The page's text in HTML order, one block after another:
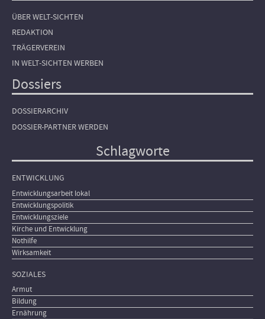
ÜBER WELT-SICHTEN
REDAKTION
TRÄGERVEREIN
IN WELT-SICHTEN WERBEN
Dossiers
DOSSIERARCHIV
DOSSIER-PARTNER WERDEN
Schlagworte
ENTWICKLUNG
Entwicklungsarbeit lokal
Entwicklungspolitik
Entwicklungsziele
Kirche und Entwicklung
Nothilfe
Wirksamkeit
SOZIALES
Armut
Bildung
Ernährung